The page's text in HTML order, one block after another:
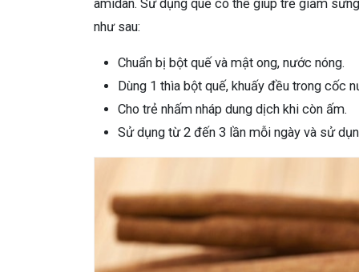
amidan. Sử dụng quế có thể giúp trẻ giảm
như sau:
Chuẩn bị bột quế và mật ong, nước nóng.
Dùng 1 thìa bột quế, khuấy đều trong cốc
Cho trẻ nhấm nháp dung dịch khi còn ấm.
Sử dụng từ 2 đến 3 lần mỗi ngày và sử